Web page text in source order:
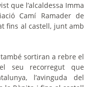
que l’alcaldessa Imma
Camí Ramader de
fins al castell, junt amb
sortiran a rebre el
seu recorregut que
l’avinguda del